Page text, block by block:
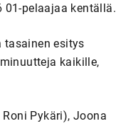
01-pelaajaa kentällä.
tasainen esitys
kaikille,
Pykäri), Joona